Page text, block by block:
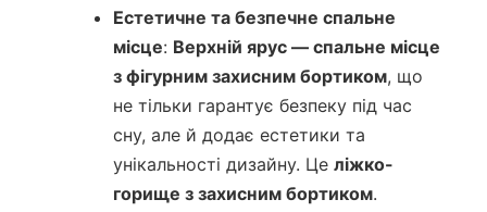
Естетичне та безпечне спальне
місце: Верхній ярус — спальне місце
з фігурним захисним бортиком, що
не тільки гарантує безпеку під час
сну, але й додає естетики та
унікальності дизайну. Це ліжко-
горище з захисним бортиком.